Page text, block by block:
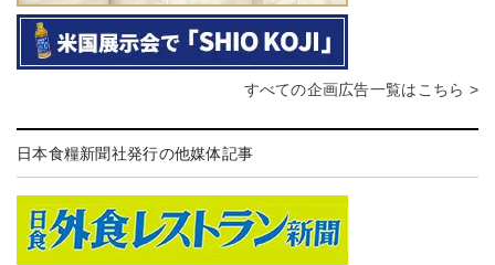
すべての企画広告一覧はこちら >
日本食糧新聞社発行の他媒体記事